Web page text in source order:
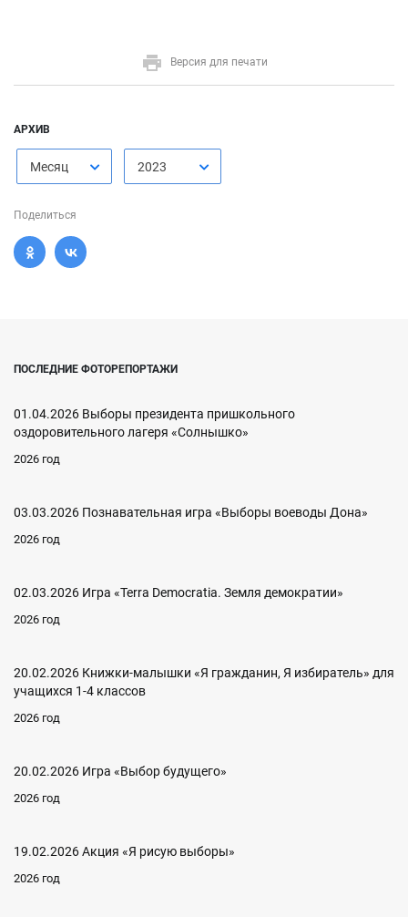
Версия для печати
АРХИВ
Месяц 2023
Поделиться
ПОСЛЕДНИЕ ФОТОРЕПОРТАЖИ
01.04.2026 Выборы президента пришкольного
оздоровительного лагеря «Солнышко»
2026 год
03.03.2026 Познавательная игра «Выборы воеводы Дона»
2026 год
02.03.2026 Игра «Terra Democratia. Земля демократии»
2026 год
20.02.2026 Книжки-малышки «Я гражданин, Я избиратель» для
учащихся 1-4 классов
2026 год
20.02.2026 Игра «Выбор будущего»
2026 год
19.02.2026 Акция «Я рисую выборы»
2026 год